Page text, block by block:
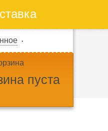
пуста